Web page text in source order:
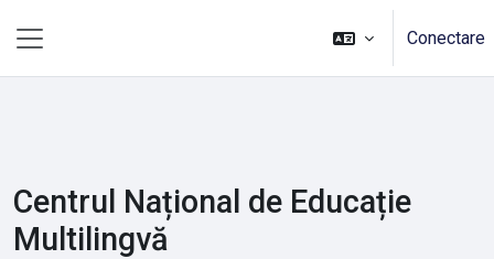
Conectare
Centrul Național de Educație
Multilingvă